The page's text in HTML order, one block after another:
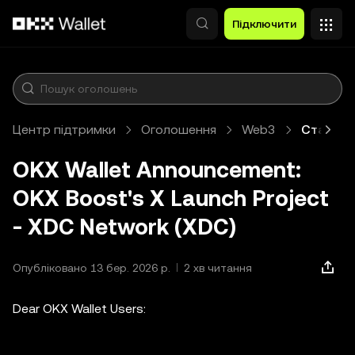
Підключити
Центр підтримки Оголошення Web3 Стаття
OKX Wallet Announcement:
OKX Boost's X Launch Project
- XDC Network (XDC)
Опубліковано 13 бер. 2026 р. 2 хв читання
Dear OKX Wallet Users: